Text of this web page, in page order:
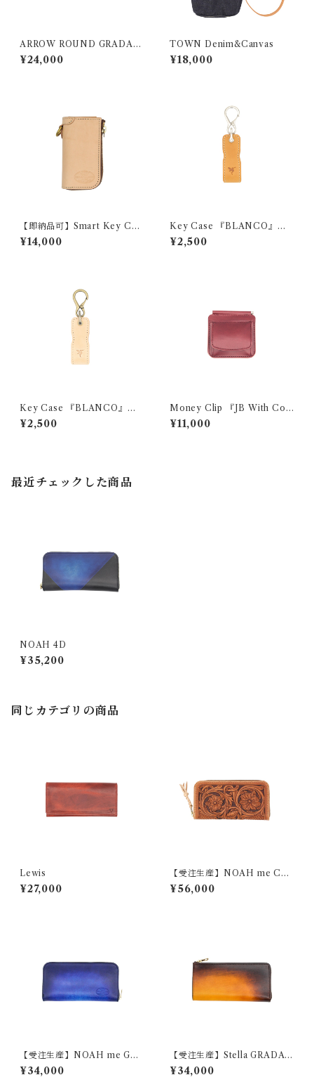
ARROW ROUND GRADATI
ON
¥24,000
TOWN Denim&Canvas
¥18,000
【即納品可】Smart Key Cas
e 『GROUND PLANE』
¥14,000
Key Case 『BLANCO』
（モストロ）
¥2,500
Key Case 『BLANCO』
（ヌメ革）
¥2,500
Money Clip 『JB With Coi
n』
¥11,000
最近チェックした商品
NOAH 4D
¥35,200
同じカテゴリの商品
Lewis
¥27,000
【受注生産】NOAH me CRA
FT（カスタム）
¥56,000
【受注生産】NOAH me GRA
DATION（カスタム）
¥34,000
【受注生産】Stella GRADAT
ION
¥34,000